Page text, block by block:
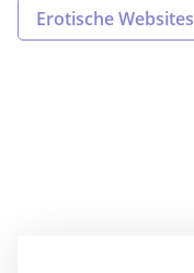
Erotische Websites